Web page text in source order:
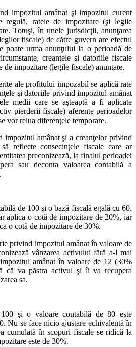
impozitul amânat şi impozitul curent
regulă, ratele de impozitare (şi legile
Totuşi, în unele jurisdicţii, anunţarea
fiscale) de către guvern are efectul
poate urma anunţului la o perioadă de
creanţele şi datoriile fiscale
de impozitare (legile fiscale) anunţate.
ale profitului impozabil se aplică rate
şi datoriile privind impozitul amânat
medii care se aşteaptă a fi aplicate
pierderii fiscale) aferente perioadelor
vor relua diferenţele temporare.
impozitul amânat şi a creanţelor privind
reflecte consecinţele fiscale care ar
preconizează, la finalul perioadei
sau deconta valoarea contabilă a
de 100 şi o bază fiscală egală cu 60.
aplica o cotă de impozitare de 20%, iar
o cotă de impozitare de 30%.
privind impozitul amânat în valoare de
vânzarea activului fără a-l mai
amânat în valoare de 12 (30%
că va păstra activul şi îi va recupera
sa.
şi o valoare contabilă de 80 este
Nu se face nicio ajustare echivalentă în
cumulată în scopuri fiscale se ridică la
este de 30%.